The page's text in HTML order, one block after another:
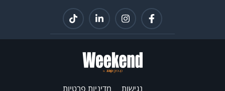
נגישות מדיניות פרטיות